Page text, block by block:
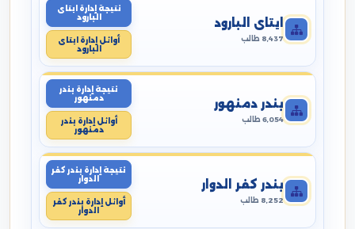
ايتاى البارود
8,437 طالب
نتيجة إدارة ايتاى
البارود
أوائل إدارة ايتاى
البارود
بندر دمنهور
6,054 طالب
نتيجة إدارة بندر
دمنهور
أوائل إدارة بندر
دمنهور
بندر كفر الدوار
8,252 طالب
نتيجة إدارة بندر كفر
الدوار
أوائل إدارة بندر كفر
الدوار